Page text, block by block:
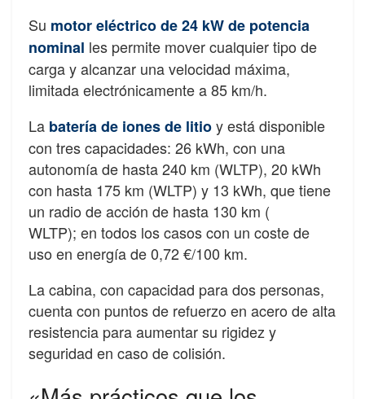
Su motor eléctrico de 24 kW de potencia
nominal les permite mover cualquier tipo de
carga y alcanzar una velocidad máxima,
limitada electrónicamente a 85 km/h.
La batería de iones de litioy está disponible
con tres capacidades: 26 kWh, con una
autonomía de hasta 240 km (WLTP), 20 kWh
con hasta 175 km (WLTP) y 13 kWh, que tiene
un radio de acción de hasta 130 km (
WLTP); en todos los casos con un coste de
uso en energía de 0,72 €/100 km.
La cabina, con capacidad para dos personas,
cuenta con puntos de refuerzo en acero de alta
resistencia para aumentar su rigidez y
seguridad en caso de colisión.